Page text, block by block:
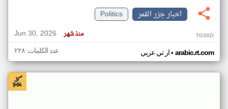
اخبار جزر القمر
Politics
Jun 30, 2026
منذ شهر TG39ZI
ار تي عربي• arabic.rt.com عدد الكلمات: ٢٢٨